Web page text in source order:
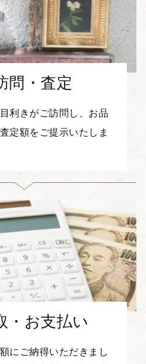
問・査定
利きがご訪問し、お品
定額をご提示いたしま
・お支払い
にご納得いただきまし